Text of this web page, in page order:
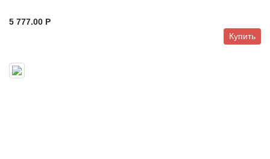
5 777.00 P
Купить